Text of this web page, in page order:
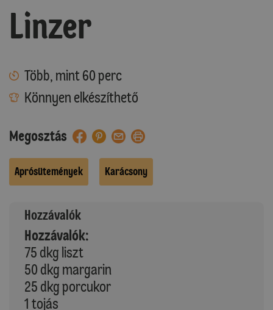
Linzer
Több, mint 60 perc
Könnyen elkészíthető
Megosztás
Aprósütemények Karácsony
Hozzávalók
Hozzávalók:
75 dkg liszt
50 dkg margarin
25 dkg porcukor
1 tojás